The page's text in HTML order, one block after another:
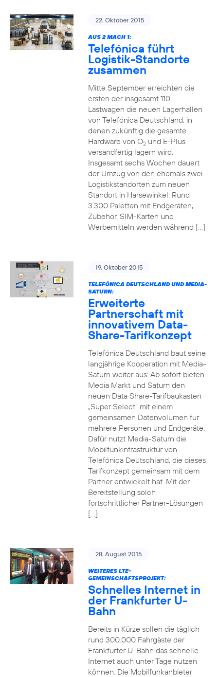
22. Oktober 2015
AUS 2 MACH 1:
Telefónica führt
Logistik-Standorte
zusammen
Mitte September erreichten die
ersten der insgesamt 110
Lastwagen die neuen Lagerhallen
von Telefónica Deutschland, in
denen zukünftig die gesamte
Hardware von O2und E-Plus
versandfertig lagern wird.
Insgesamt sechs Wochen dauert
der Umzug von den ehemals zwei
Logistikstandorten zum neuen
Standort in Harsewinkel. Rund
3.300 Paletten mit Endgeräten,
Zubehör, SIM-Karten und
Werbemitteln werden während […]
19. Oktober 2015
TELEFÓNICA DEUTSCHLAND UND MEDIA-
SATURN:
Erweiterte
Partnerschaft mit
innovativem Data-
Share-Tarifkonzept
Telefónica Deutschland baut seine
langjährige Kooperation mit Media-
Saturn weiter aus: Ab sofort bieten
Media Markt und Saturn den
neuen Data Share-Tarifbaukasten
„Super Select“ mit einem
gemeinsamen Datenvolumen für
mehrere Personen und Endgeräte.
Dafür nutzt Media-Saturn die
Mobilfunkinfrastruktur von
Telefónica Deutschland, die dieses
Tarifkonzept gemeinsam mit dem
Partner entwickelt hat. Mit der
Bereitstellung solch
fortschrittlicher Partner-Lösungen
[…]
28. August 2015
WEITERES LTE-
GEMEINSCHAFTSPROJEKT:
Schnelles Internet in
der Frankfurter U-
Bahn
Bereits in Kürze sollen die täglich
rund 300.000 Fahrgäste der
Frankfurter U-Bahn das schnelle
Internet auch unter Tage nutzen
können. Die Mobilfunkanbieter